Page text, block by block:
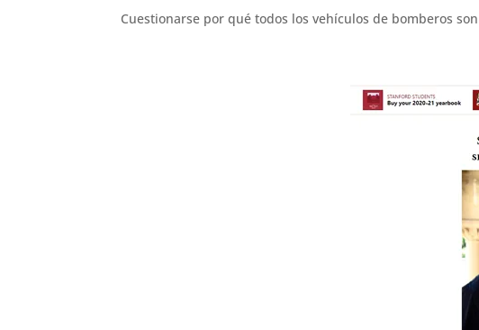
Cuestionarse por qué todos los vehículos de bomberos